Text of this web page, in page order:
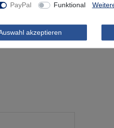
PayPal Funktional
akzeptieren